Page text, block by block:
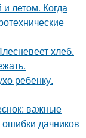
летом. Когда
хлеб.
ребенку.
важные
дачников